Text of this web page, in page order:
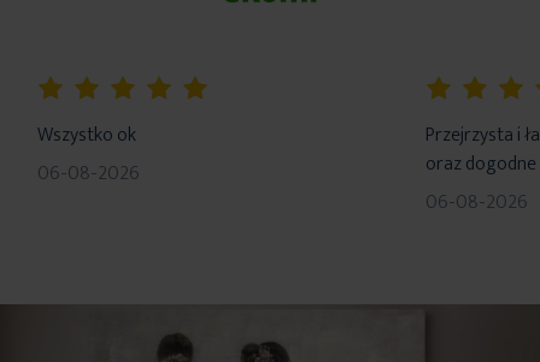
Wszystko ok
06-08-2026
Przejrzysta i
oraz
06-08-2026